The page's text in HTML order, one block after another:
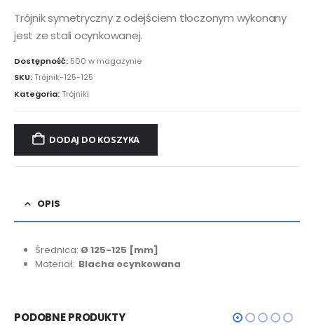
Trójnik symetryczny z odejściem tłoczonym wykonany
jest ze stali ocynkowanej.
Dostępność: 500 w magazynie
SKU:Trójnik-125-125
Kategoria:Trójniki
DODAJ DO KOSZYKA
OPIS
Średnica: Ø 125-125 [mm]
Materiał: Blacha ocynkowana
PODOBNE PRODUKTY